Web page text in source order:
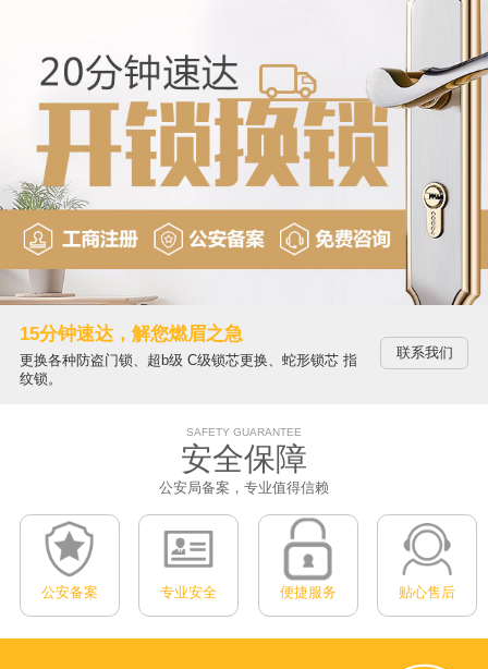
15分钟速达，解您燃眉之急
更换各种防盗门锁、超b级 C级锁芯更换、蛇形锁芯 指
纹锁。
联系我们
SAFETY GUARANTEE
安全保障
公安局备案，专业值得信赖
公安备案 专业安全 便捷服务 贴心售后